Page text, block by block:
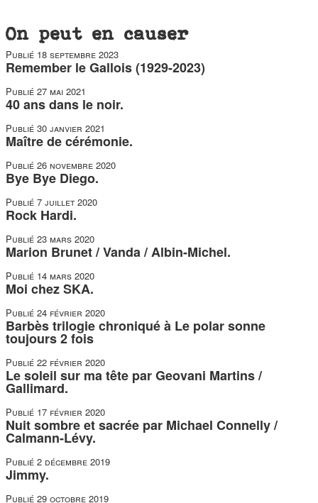
On peut en causer
Publié 18 septembre 2023
Remember le Gallois (1929-2023)
Publié 27 mai 2021
40 ans dans le noir.
Publié 30 janvier 2021
Maître de cérémonie.
Publié 26 novembre 2020
Bye Bye Diego.
Publié 7 juillet 2020
Rock Hardi.
Publié 23 mars 2020
Marion Brunet / Vanda / Albin-Michel.
Publié 14 mars 2020
Moi chez SKA.
Publié 24 février 2020
Barbès trilogie chroniqué à Le polar sonne
toujours 2 fois
Publié 22 février 2020
Le soleil sur ma tête par Geovani Martins /
Gallimard.
Publié 17 février 2020
Nuit sombre et sacrée par Michael Connelly /
Calmann-Lévy.
Publié 2 décembre 2019
Jimmy.
Publié 29 octobre 2019